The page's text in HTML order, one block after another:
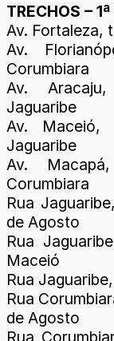
TRECHOS –
Av. Fortaleza,
Av.
Corumbiara
Av.
Jaguaribe
Av. Maceió,
Jaguaribe
Av.
Corumbiara
Rua
de Agosto
Rua
Maceió
Rua
Rua
de Agosto
Rua